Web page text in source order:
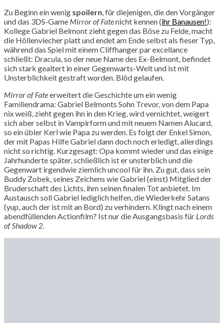
Zu Beginn ein wenig spoilern , für diejenigen, die den Vorgänger
und das 3DS-Game Mirror of Fatenicht kennen (ihr Banausen!):
Kollege Gabriel Belmont zieht gegen das Böse zu Felde, macht
die Höllenviecher platt und endet am Ende selbst als fieser Typ,
während das Spiel mit einem Cliffhanger par excellance
schließt: Dracula, so der neue Name des Ex-Belmont, befindet
sich stark gealtert in einer Gegenwarts-Welt und ist mit
Unsterblichkeit gestraft worden. Blöd gelaufen.
Mirror of Fateerweitert die Geschichte um ein wenig
Familiendrama: Gabriel Belmonts Sohn Trevor, von dem Papa
nix weiß, zieht gegen ihn in den Krieg, wird vernichtet, weigert
sich aber selbst in Vampirform und mit neuem Namen Alucard,
so ein übler Kerl wie Papa zu werden. Es folgt der Enkel Simon,
der mit Papas Hilfe Gabriel dann doch noch erledigt, allerdings
nicht so richtig. Kurzgesagt: Opa kommt wieder und das einige
Jahrhunderte später, schließlich ist er unsterblich und die
Gegenwart irgendwie ziemlich uncool für ihn. Zu gut, dass sein
Buddy Zobek, seines Zeichens wie Gabriel (einst) Mitglied der
Bruderschaft des Lichts, ihm seinen finalen Tot anbietet. Im
Austausch soll Gabriel lediglich helfen, die Wiederkehr Satans
(yup, auch der ist mit an Bord) zu verhindern. Klingt nach einem
abendfüllenden Actionfilm? Ist nur die Ausgangsbasis für Lords
of Shadow 2